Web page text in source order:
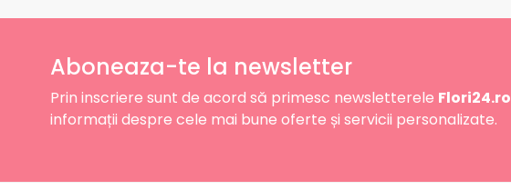
Aboneaza-te la newsletter
Prin inscriere sunt de acord să primesc newsletterele Flori24.ro
informații despre cele mai bune oferte și servicii personalizate.